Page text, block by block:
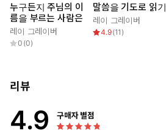
누구든지 주님의 이
름을 부르는 사람은
레이 그레이버
0 (0)
말씀을 기도로 읽기
레이 그레이버
4.9(11 )
리뷰
4.9 구매자 별점